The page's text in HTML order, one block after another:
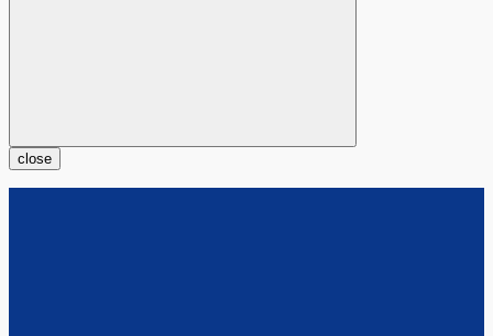
close